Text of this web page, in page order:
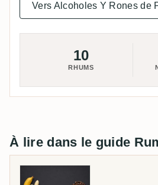
Vers Alcoholes Y Rones de
10
RHUMS
À lire dans le guide